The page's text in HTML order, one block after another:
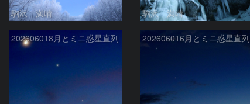
駒沢 満晴 駒沢 満晴
202606018月とミニ惑星直列 202606016月とミニ惑星直列